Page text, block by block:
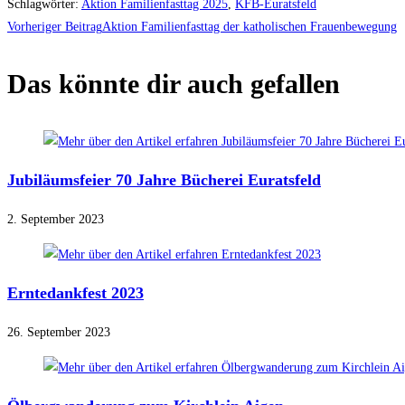
Schlagwörter: Aktion Familienfasttag 2025 KFB-Euratsfeld
Weitere
ansehen
Vorheriger BeitragAktion Familienfasttag der katholischen Frauenbewegung
Das könnte dir auch gefallen
Jubiläumsfeier 70 Jahre Bücherei Euratsfeld
2. September 2023
Erntedankfest 2023
26. September 2023